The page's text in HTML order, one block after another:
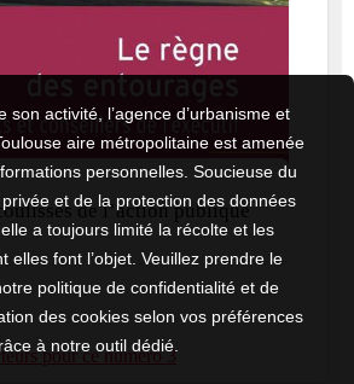
de l’action publique
pour ce numéro 3
son activité, l’agence d’urbanisme et
aire métropolitaine est amenée
personnelles. Soucieuse du
et de la protection des données
a toujours limité la récolte et les
elles font l’objet. Veuillez prendre le
politique de confidentialité et de
des cookies selon vos préférences
à notre outil dédié.